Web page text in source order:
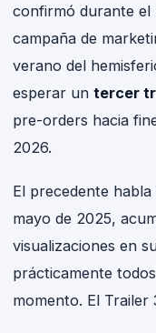
confirmó durante el
campaña de
verano del
esperar un tercer
pre-orders hacia
2026.
El precedente
mayo de 2025,
visualizaciones en
prácticamente
momento. El Trailer